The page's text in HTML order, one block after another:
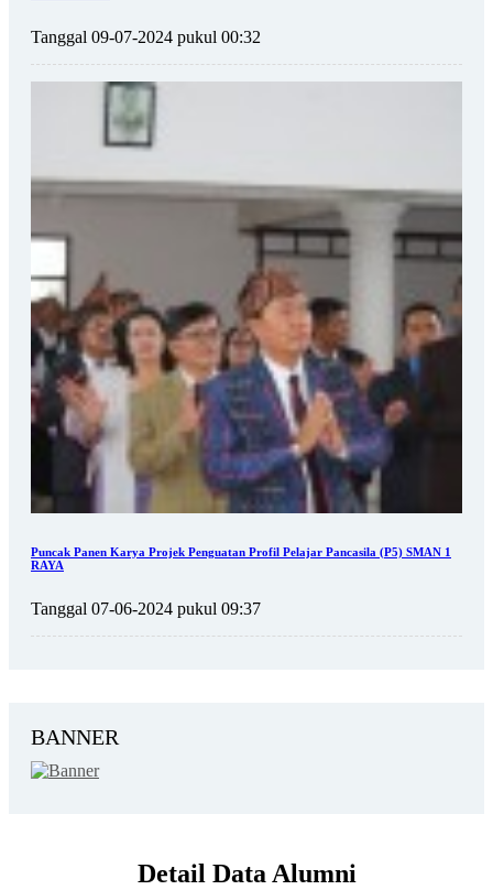
Tanggal 09-07-2024 pukul 00:32
Puncak Panen Karya Projek Penguatan Profil Pelajar Pancasila (P5) SMAN 1
RAYA
Tanggal 07-06-2024 pukul 09:37
BANNER
Detail Data Alumni